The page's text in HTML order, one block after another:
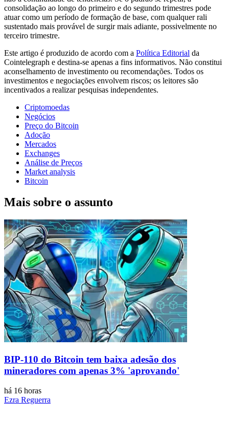
consolidação ao longo do primeiro e do segundo trimestres pode
atuar como um período de formação de base, com qualquer rali
sustentado mais provável de surgir mais adiante, possivelmente no
terceiro trimestre.
Este artigo é produzido de acordo com a Política Editorial da
Cointelegraph e destina-se apenas a fins informativos. Não constitui
aconselhamento de investimento ou recomendações. Todos os
investimentos e negociações envolvem riscos; os leitores são
incentivados a realizar pesquisas independentes.
Criptomoedas
Negócios
Preço do Bitcoin
Adoção
Mercados
Exchanges
Análise de Preços
Market analysis
Bitcoin
Mais sobre o assunto
BIP-110 do Bitcoin tem baixa adesão dos
mineradores com apenas 3% 'aprovando'
há 16 horas
Ezra Reguerra